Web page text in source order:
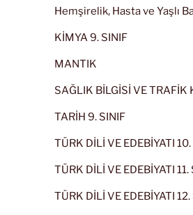
Hemşirelik, Hasta ve Yaşlı
KİMYA 9. SINIF
MANTIK
SAĞLIK BİLGİSİ VE TRAFİK
TARİH 9. SINIF
TÜRK DİLİ VE EDEBİYATI
TÜRK DİLİ VE EDEBİYATI 11.
TÜRK DİLİ VE EDEBİYATI 12.